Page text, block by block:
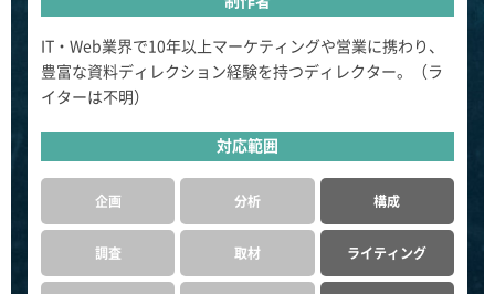
IT・Web業界で10年以上マーケティングや営業に携わり、
豊富な資料ディレクション経験を持つディレクター。（ラ
イターは不明）
対応範囲
企画 分析 構成
調査 取材 ライティング